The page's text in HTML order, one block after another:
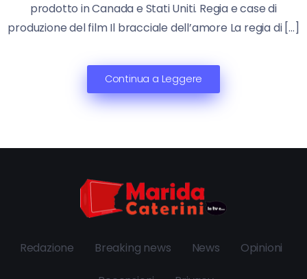
prodotto in Canada e Stati Uniti. Regia e case di
produzione del film Il bracciale dell’amore La regia di […]
Continua a Leggere
Redazione Breaking news News Opinioni